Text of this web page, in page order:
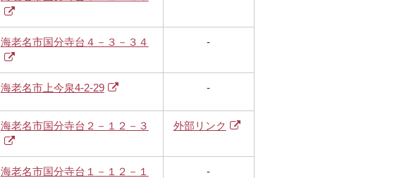
海老名市国分寺台４－３－３４ -
海老名市上今泉4-2-29 -
海老名市国分寺台２－１２－３ 外部リンク
海老名市国分寺台１－１２－１ -